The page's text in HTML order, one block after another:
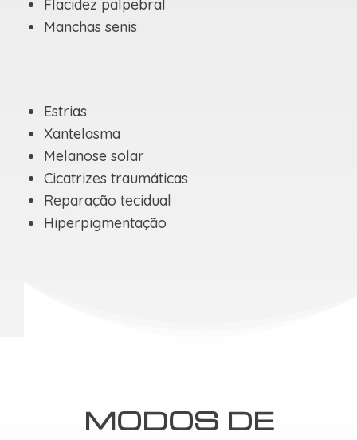
Flacidez palpebral
Manchas senis
Estrias
Xantelasma
Melanose solar
Cicatrizes traumáticas
Reparação tecidual
Hiperpigmentação
MODOS DE